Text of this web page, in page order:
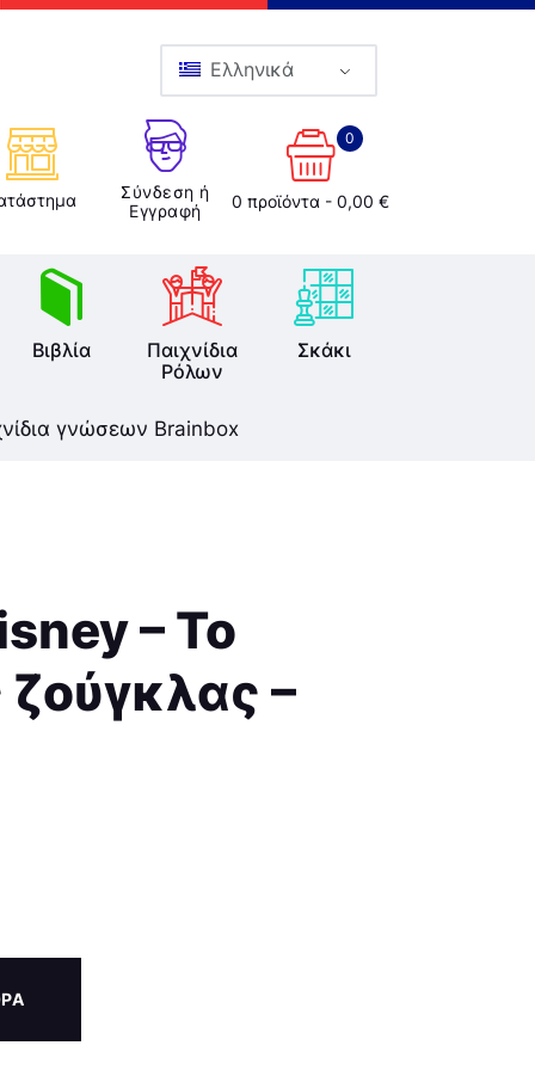
Ελληνικά
Σύνδεση ή
Εγγραφή
0 προϊόντα - 0,00 €
0
Βιβλία
Παιχνίδια
Ρόλων
Σκάκι
γνώσεων Brainbox
– To
ζούγκλας –